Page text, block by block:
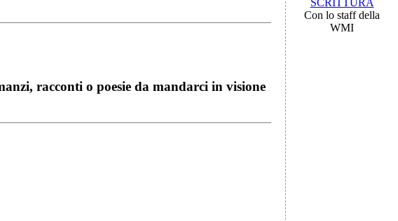
racconti o poesie da mandarci in visione
SCRITTURA
Con lo staff della
WMI